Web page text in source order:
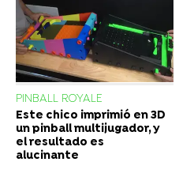
PINBALL ROYALE
Este chico imprimió en 3D
un pinball multijugador, y
el resultado es
alucinante